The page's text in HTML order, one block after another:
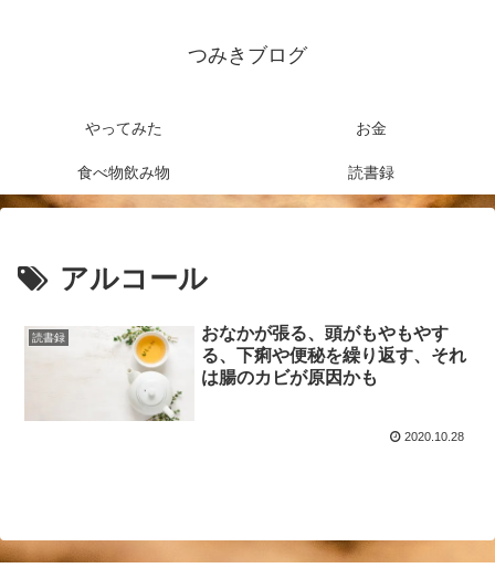
つみきブログ
やってみた お金
食べ物飲み物 読書録
アルコール
読書録
おなかが張る、頭がもやもやす
る、下痢や便秘を繰り返す、それ
は腸のカビが原因かも
2020.10.28